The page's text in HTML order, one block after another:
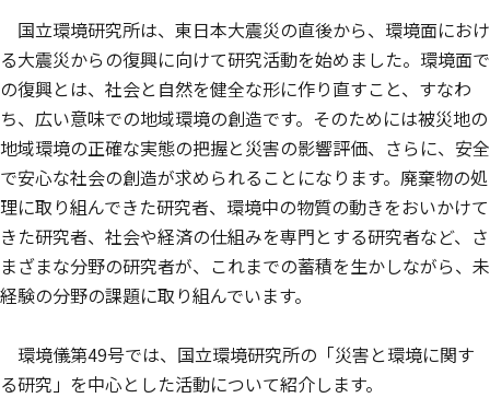
国立環境研究所は、東日本大震災の直後から、環境面におけ
る大震災からの復興に向けて研究活動を始めました。環境面で
の復興とは、社会と自然を健全な形に作り直すこと、すなわ
ち、広い意味での地域環境の創造です。そのためには被災地の
地域環境の正確な実態の把握と災害の影響評価、さらに、安全
で安心な社会の創造が求められることになります。廃棄物の処
理に取り組んできた研究者、環境中の物質の動きをおいかけて
きた研究者、社会や経済の仕組みを専門とする研究者など、さ
まざまな分野の研究者が、これまでの蓄積を生かしながら、未
経験の分野の課題に取り組んでいます。
環境儀第49号では、国立環境研究所の「災害と環境に関す
る研究」を中心とした活動について紹介します。